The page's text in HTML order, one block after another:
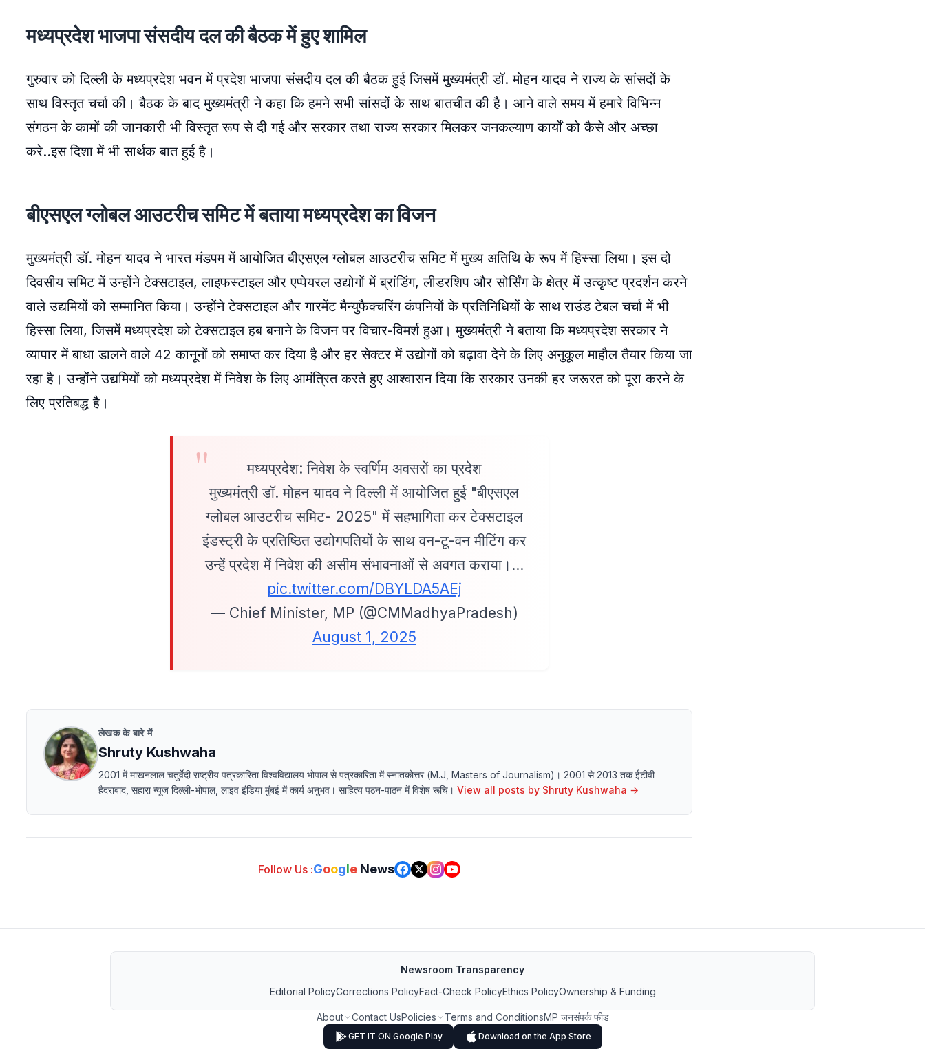
मध्यप्रदेश भाजपा संसदीय दल की बैठक में हुए शामिल
गुरुवार को दिल्ली के मध्यप्रदेश भवन में प्रदेश भाजपा संसदीय दल की बैठक हुई जिसमें मुख्यमंत्री डॉ. मोहन यादव ने राज्य के सांसदों के
साथ विस्तृत चर्चा की। बैठक के बाद मुख्यमंत्री ने कहा कि हमने सभी सांसदों के साथ बातचीत की है। आने वाले समय में हमारे विभिन्न
संगठन के कामों की जानकारी भी विस्तृत रूप से दी गई और सरकार तथा राज्य सरकार मिलकर जनकल्याण कार्यों को कैसे और अच्छा
करे..इस दिशा में भी सार्थक बात हुई है।
बीएसएल ग्लोबल आउटरीच समिट में बताया मध्यप्रदेश का विजन
मुख्यमंत्री डॉ. मोहन यादव ने भारत मंडपम में आयोजित बीएसएल ग्लोबल आउटरीच समिट में मुख्य अतिथि के रूप में हिस्सा लिया। इस दो
दिवसीय समिट में उन्होंने टेक्सटाइल, लाइफस्टाइल और एप्पेयरल उद्योगों में ब्रांडिंग, लीडरशिप और सोर्सिंग के क्षेत्र में उत्कृष्ट प्रदर्शन करने
वाले उद्यमियों को सम्मानित किया। उन्होंने टेक्सटाइल और गारमेंट मैन्युफैक्चरिंग कंपनियों के प्रतिनिधियों के साथ राउंड टेबल चर्चा में भी
हिस्सा लिया, जिसमें मध्यप्रदेश को टेक्सटाइल हब बनाने के विजन पर विचार-विमर्श हुआ। मुख्यमंत्री ने बताया कि मध्यप्रदेश सरकार ने
व्यापार में बाधा डालने वाले 42 कानूनों को समाप्त कर दिया है और हर सेक्टर में उद्योगों को बढ़ावा देने के लिए अनुकूल माहौल तैयार किया जा
रहा है। उन्होंने उद्यमियों को मध्यप्रदेश में निवेश के लिए आमंत्रित करते हुए आश्वासन दिया कि सरकार उनकी हर जरूरत को पूरा करने के
लिए प्रतिबद्ध है।
मध्यप्रदेश: निवेश के स्वर्णिम अवसरों का प्रदेश
मुख्यमंत्री डॉ. मोहन यादव ने दिल्ली में आयोजित हुई "बीएसएल
ग्लोबल आउटरीच समिट- 2025" में सहभागिता कर टेक्सटाइल
इंडस्ट्री के प्रतिष्ठित उद्योगपतियों के साथ वन-टू-वन मीटिंग कर
उन्हें प्रदेश में निवेश की असीम संभावनाओं से अवगत कराया।…
pic.twitter.com/DBYLDA5AEj
— Chief Minister, MP (@CMMadhyaPradesh)
August 1, 2025
लेखक के बारे में
Shruty Kushwaha
2001 में माखनलाल चतुर्वेदी राष्ट्रीय पत्रकारिता विश्वविद्यालय भोपाल से पत्रकारिता में स्नातकोत्तर (M.J, Masters of Journalism)। 2001 से 2013 तक ईटीवी
हैदराबाद, सहारा न्यूज दिल्ली-भोपाल, लाइव इंडिया मुंबई में कार्य अनुभव। साहित्य पठन-पाठन में विशेष रूचि। View all posts by Shruty Kushwaha →
Follow Us :Google News
Newsroom Transparency
Editorial PolicyCorrections PolicyFact-Check PolicyEthics PolicyOwnership & Funding
About Contact UsPolicies Terms and ConditionsMP जनसंपर्क फीड
GET IT ON Google Play Download on the App Store